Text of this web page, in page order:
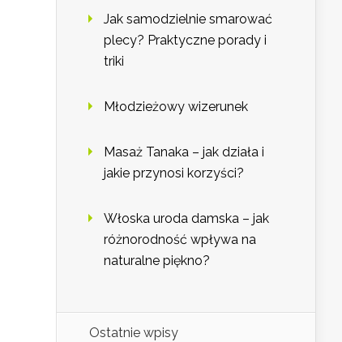
Jak samodzielnie smarować
plecy? Praktyczne porady i
triki
Młodzieżowy wizerunek
Masaż Tanaka – jak działa i
jakie przynosi korzyści?
Włoska uroda damska – jak
różnorodność wpływa na
naturalne piękno?
Ostatnie wpisy